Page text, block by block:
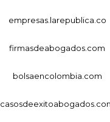
empresas.larepublica.co
firmasdeabogados.com
bolsaencolombia.com